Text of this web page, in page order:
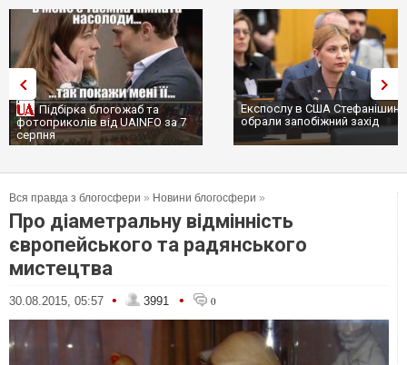
Підбірка блогожаб та
фотоприколів від UAINFO за 7
серпня
Експослу в США
обрали запобіжний захід
Вся правда з блогосфери » Новини блогосфери »
Про діаметральну відмінність
європейського та радянського
мистецтва
30.08.2015, 05:57 • 3991 • 0